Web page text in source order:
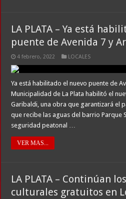
LA PLATA – Ya está
puente de Avenida 7 y
4 febrero, 2022 LOCALES
Ya está habilitado el nuevo puente de
Municipalidad de La Plata habilitó el
Garibaldi, una obra que garantizará el
que recibe las aguas del barrio Parque
seguridad peatonal …
VER MAS...
LA PLATA – Continúan
culturales gratuitos en